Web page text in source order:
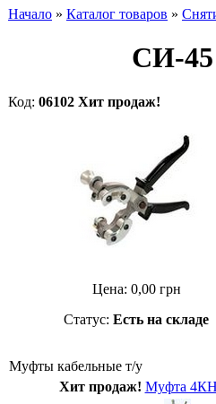
Начало » Каталог товаров »
СИ-
Код: 06102 Хит продаж!
Цена: 0,00грн
Статус: Есть на складе
Муфты кабельные т/у
Хит продаж! Муфта